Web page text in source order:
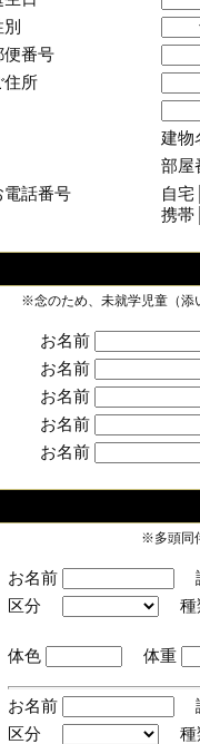
便番号
住所
建物
部屋
電話番号
自宅
携帯
※念のため、未就学児童（添
お名前
お名前
お名前
お名前
お名前
※多頭同
お名前
区分
種
(手入
体色
体重
お名前
区分
種